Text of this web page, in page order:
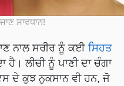
ਸਾਵਧਾਨ!
ਨਾਲ ਸਰੀਰ ਨੂੰ ਕਈ ਸਿਹਤ
ਲੀਚੀ ਨੂੰ ਪਾਣੀ ਦਾ ਚੰਗਾ
ਦੇ ਕੁਝ ਨੁਕਸਾਨ ਵੀ ਹਨ, ਜੋ